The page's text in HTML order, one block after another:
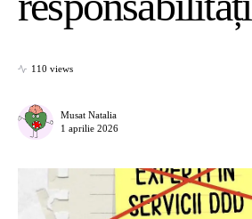
110 views
Musat Natalia
1 aprilie 2026